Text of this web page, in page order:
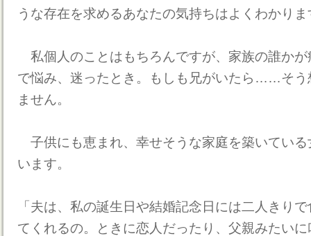
うな存在を求めるあなたの気持ちはよくわかりま
私個人のことはもちろんですが、家族の誰か
で悩み、迷ったとき。もしも兄がいたら……そう
ません。
子供にも恵まれ、幸せそうな家庭を築いてい
います。
「夫は、私の誕生日や結婚記念日には二人きり
てくれるの。ときに恋人だったり、父親みたい